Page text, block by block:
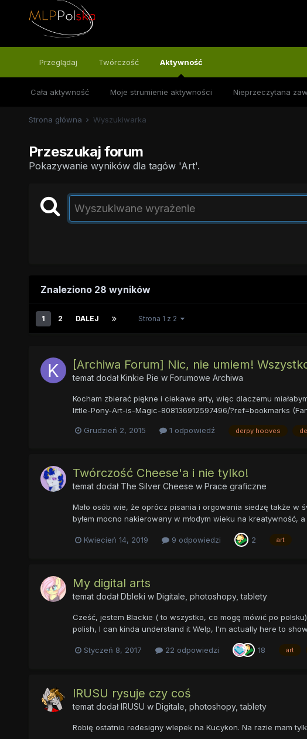
Przeglądaj Twórczość Aktywność
Cała aktywność Moje strumienie aktywności Nieprzeczytana
Strona główna Wyszukiwarka
Przeszukaj forum
Pokazywanie wyników dla tagów 'Art'.
Znaleziono 28 wyników
1 2 DALEJ Strona 1 z 2
[Archiwa Forum] Nic, nie umiem!
temat dodałKinkie Pie w Forumowe Archiwa
Kocham zbierać piękne i ciekawe arty, więc dlaczemu
little-Pony-Art-is-Magic-808136912597496/?ref=bookmarks
Grudzień 2, 2015 1 odpowiedź derpy hooves
Twórczość Cheese'a i nie tylko!
temat dodał The Silver Cheese w Prace graficzne
Mało osób wie, że oprócz pisania i orgowania siedzę także w
byłem mocno nakierowany w młodym wieku na kreatywność,
Kwiecień 14, 2019 9 odpowiedzi 2 art
My digital arts
temat dodałDbleki w Digitale, photoshopy, tablety
Cześć, jestem Blackie ( to wszystko, co mogę mówić po
polish, I can kinda understand it Welp, I'm actually here to
Styczeń 8, 2017 22 odpowiedzi 18 art
lRUSU rysuje czy coś
temat dodałlRUSU w Digitale, photoshopy, tablety
Robię ostatnio redesigny wlepek na Kucykon. Na razie mam